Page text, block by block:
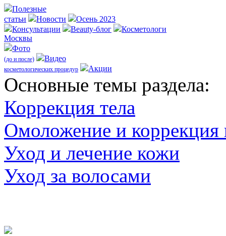
Полезные
статьи
Новости
Осень 2023
Консультации
Beauty-блог
Косметологи
Москвы
Фото
(до и после) Видео
косметологических процедур Акции
Оcновные темы раздела:
Коррекция тела
Омоложение и коррекция
Уход и лечение кожи
Уход за волосами